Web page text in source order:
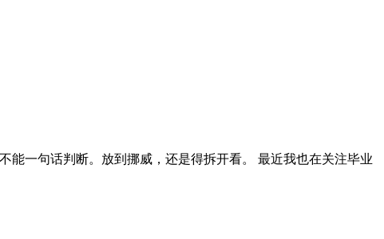
能一句话判断。放到挪威，还是得拆开看。 最近我也在关注毕业